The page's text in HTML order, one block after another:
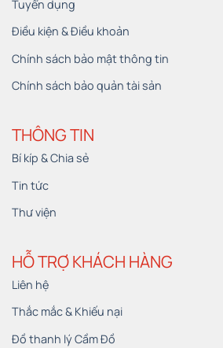
Tuyển dụng
Điều kiện & Điều khoản
Chính sách bảo mật thông tin
Chính sách bảo quản tài sản
THÔNG TIN
Bí kíp & Chia sẻ
Tin tức
Thư viện
HỖ TRỢ KHÁCH HÀNG
Liên hệ
Thắc mắc & Khiếu nại
Đồ thanh lý Cầm Đồ